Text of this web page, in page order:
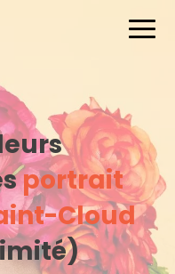
portrait
Cloud